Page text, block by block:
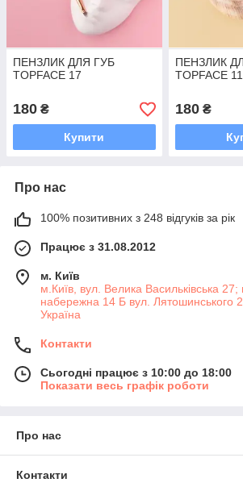
ПЕНЗЛИК ДЛЯ ГУБ
TOPFACE 17
180 ₴
Купити
ПЕНЗЛИК
TOPFACE 11
180₴
Про нас
100% позитивних з 248 відгуків за рік
Працює з 31.08.2012
м. Київ
м.Київ, вул. Велика Васильківська 27;
набережна 14 Б вул. Лятошинського
Україна
Контакти
Сьогодні працює з 10:00 до 18:00
Показати весь графік роботи
Про нас
Контакти